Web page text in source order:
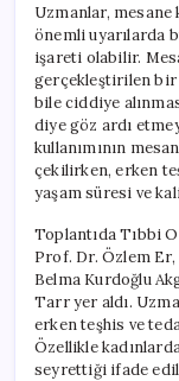
Uzmanlar,
önemli uyarılarda
işareti olabilir.
gerçekleştirilen bir
bile ciddiye
diye göz ardı
kullanımının
çekilirken, erken
yaşam süresi ve
Toplantıda Tıbbi
Prof. Dr. Özlem Er,
Belma Kurdoğlu
Tarr yer aldı.
erken teşhis ve
Özellikle
seyrettiği ifade